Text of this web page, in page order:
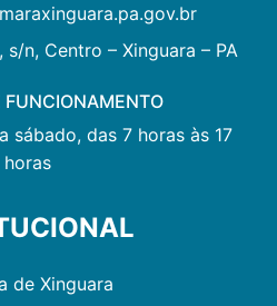
n, Centro – Xinguara – PA
FUNCIONAMENTO
sábado, das 7 horas às 17
horas
de Xinguara